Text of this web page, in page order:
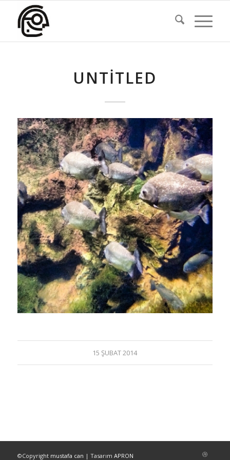
UNTITLED
15 ŞUBAT 2014
©Copyright mustafa can | Tasarım APRON